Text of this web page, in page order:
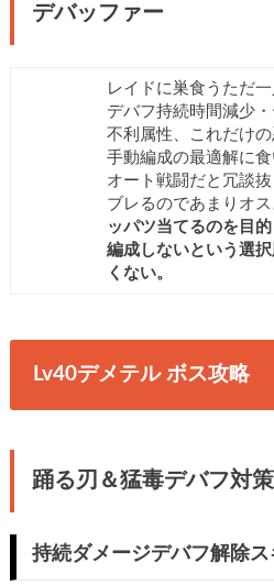
デバッファー
レイドに巣食うただ
デバフ持続時間減少
不利属性、これだけ
手動編成の最適解に食
オート戦闘だと冗談
ブレるのであまりオス
ッパツ当てるのを目
編成しないという選
くない。
Lv40デメテル ボス攻略
踊る刃＆猛毒デバフ対策
持続ダメージデバフ解除